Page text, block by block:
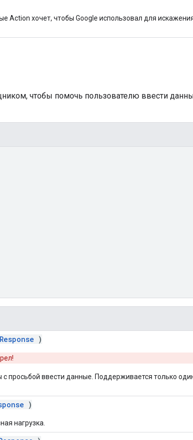
Action хочет, чтобы Google использовал для
чтобы помочь пользователю ввести
)
с просьбой ввести данные. Поддерживается только
)
нагрузка.